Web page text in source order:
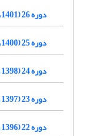
دوره 26 (1400،1401)
دوره 25 (1399،1400)
دوره 24 (1398 و 1399)
دوره 23 (1397 و 1398)
دوره 22 (1396 و 1397)